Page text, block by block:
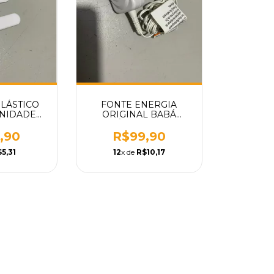
MODELO
WIFI
PEÇA
FONTE ENERGIA
ORIGINAL BABÁ
VM75PU VM75BU WIFI
MOTOROLA PEÇA
REPOSIÇÃO 1
R$99,90
12x de R$10,17